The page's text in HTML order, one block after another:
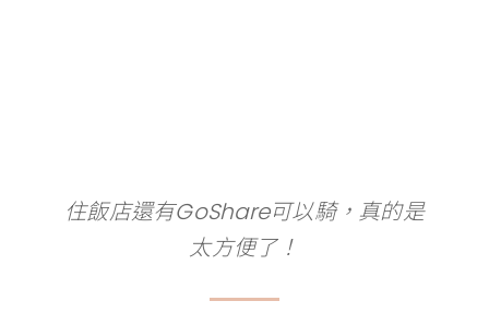
住飯店還有GoShare可以騎，真的是
太方便了！